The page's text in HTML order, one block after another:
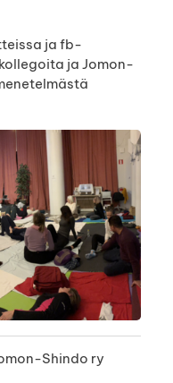
ja fb-
ja Jomon-
Shindo ry